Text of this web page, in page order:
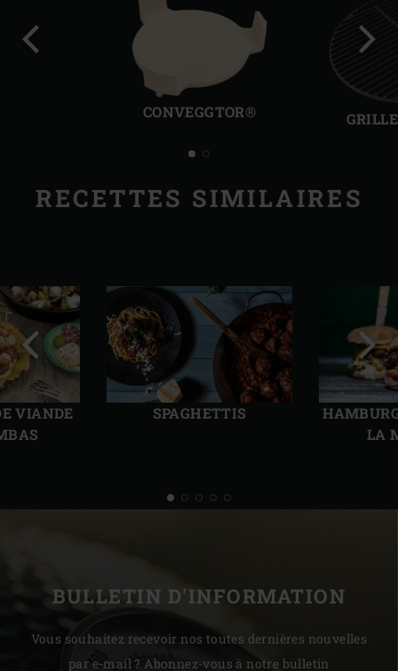
CONVEGGTOR®
RECETTES SIMILAIRES
VIANDE
SPAGHETTIS
LA
Diapo
précédente
BULLETIN D'INFORMATION
Vous souhaitez recevoir nos toutes dernières nouvelles
par e-mail ? Abonnez-vous à notre bulletin